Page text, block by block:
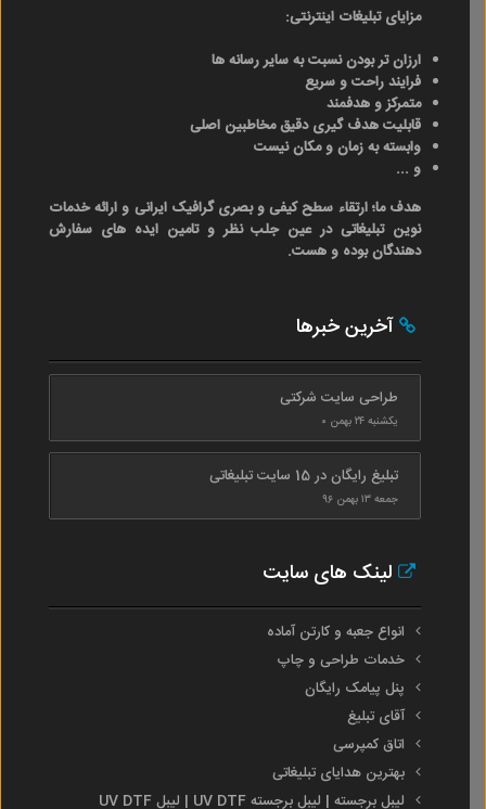
مزایای تبلیغات اینترنتی:
ارزان تر بودن نسبت به سایر رسانه ها
فرایند راحت و سریع
متمرکز و هدفمند
قابلیت هدف گیری دقیق مخاطبین اصلی
وابسته به زمان و مکان نیست
و ...
هدف ما؛ ارتقاء سطح کیفی و بصری گرافیک ایرانی و ارائه خدمات
نوین تبلیغاتی در عین جلب نظر و تامین ایده های سفارش
دهندگان بوده و هست.
آخرین خبرها
طراحی سایت شرکتی
یکشنبه ۲۴ بهمن ۰
تبلیغ رایگان در 15 سایت تبلیغاتی
جمعه ۱۳ بهمن ۹۶
لینک های سایت
انواع جعبه و کارتن آماده
خدمات طراحی و چاپ
پنل پیامک رایگان
آقای تبلیغ
اتاق کمپرسی
بهترین هدایای تبلیغاتی
لیبل برجسته | لیبل برجسته UV DTF | لیبل UV DTF